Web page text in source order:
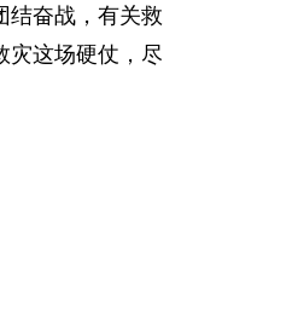
结奋战，有关救
灾这场硬仗，尽